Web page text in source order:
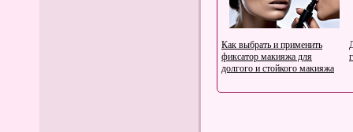
Как выбрать и применить
фиксатор макияжа для
долгого и стойкого макияжа